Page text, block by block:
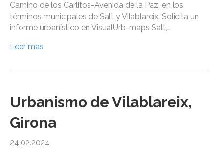
Camino de los Carlitos-Avenida de la Paz, en los
términos municipales de Salt y Vilablareix. Solicita un
informe urbanístico en VisualUrb-maps Salt,…
Leer más
Urbanismo de Vilablareix,
Girona
24.02.2024